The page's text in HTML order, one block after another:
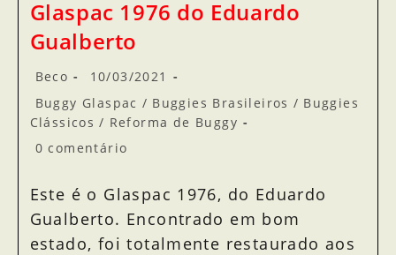
Glaspac 1976 do Eduardo
Gualberto
Beco
10/03/2021
Buggy Glaspac / Buggies Brasileiros / Buggies
Clássicos / Reforma de Buggy
0 comentário
Este é o Glaspac 1976, do Eduardo
Gualberto. Encontrado em bom
estado, foi totalmente restaurado aos